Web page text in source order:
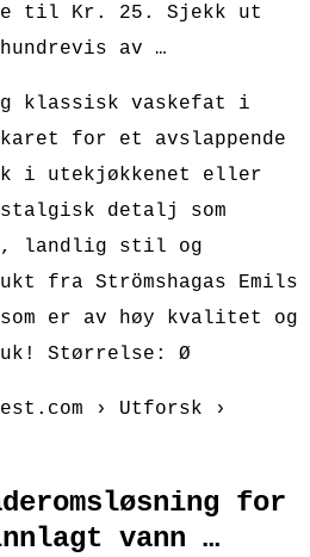
til Kr. 25. Sjekk ut
av …
klassisk vaskefat i
for et avslappende
i utekjøkkenet eller
detalj som
landlig stil og
fra Strömshagas Emils
er av høy kvalitet og
Størrelse: Ø
› Utforsk ›
for
vann …